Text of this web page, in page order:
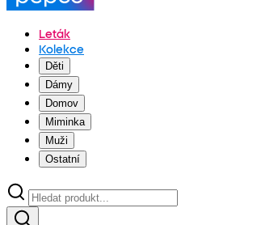
Leták
Kolekce
Děti
Dámy
Domov
Miminka
Muži
Ostatní